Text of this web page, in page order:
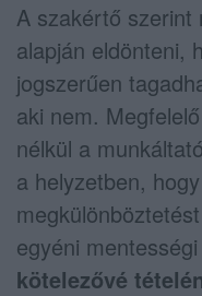
A szakértő
alapján eldönteni,
jogszerűen
aki nem.
nélkül a
a helyzetben,
egyéni
kötelezővé